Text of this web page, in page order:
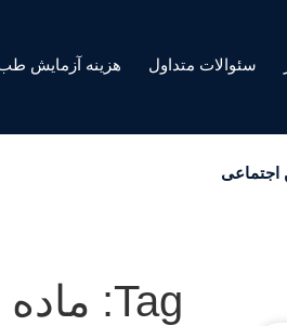
سئوالات متداول هزینه آزمایش طب
Tag: ماده 88 قانون تامین اجتماعی